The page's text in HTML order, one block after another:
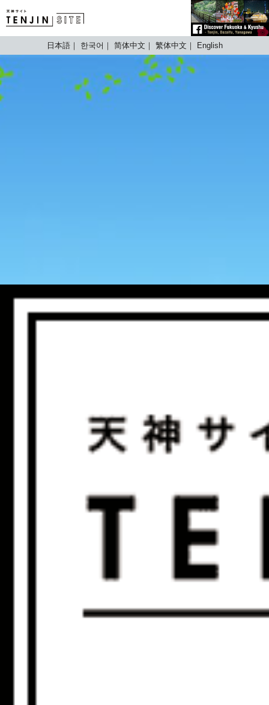
TENJIN SITE
日本語 한국어 简体中文 繁体中文 English